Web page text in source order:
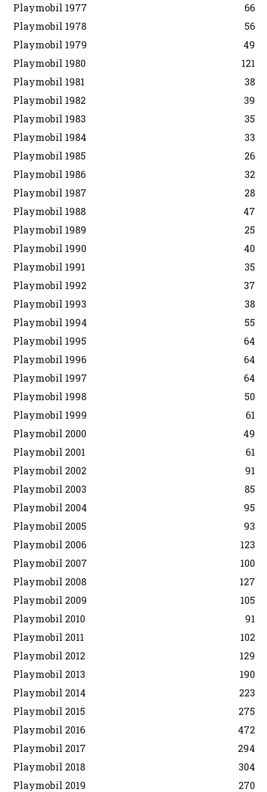
Playmobil 1977
66
Playmobil 1978
56
Playmobil 1979
49
Playmobil 1980
121
Playmobil 1981
38
Playmobil 1982
39
Playmobil 1983
35
Playmobil 1984
33
Playmobil 1985
26
Playmobil 1986
32
Playmobil 1987
28
Playmobil 1988
47
Playmobil 1989
25
Playmobil 1990
40
Playmobil 1991
35
Playmobil 1992
37
Playmobil 1993
38
Playmobil 1994
55
Playmobil 1995
64
Playmobil 1996
64
Playmobil 1997
64
Playmobil 1998
50
Playmobil 1999
61
Playmobil 2000
49
Playmobil 2001
61
Playmobil 2002
91
Playmobil 2003
85
Playmobil 2004
95
Playmobil 2005
93
Playmobil 2006
123
Playmobil 2007
100
Playmobil 2008
127
Playmobil 2009
105
Playmobil 2010
91
Playmobil 2011
102
Playmobil 2012
129
Playmobil 2013
190
Playmobil 2014
223
Playmobil 2015
275
Playmobil 2016
472
Playmobil 2017
294
Playmobil 2018
304
Playmobil 2019
270